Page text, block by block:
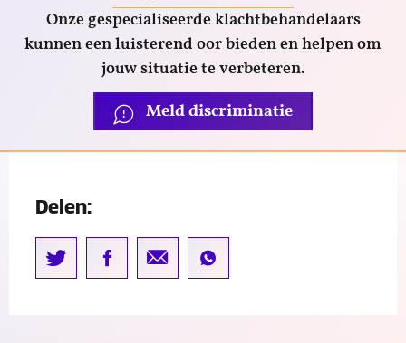
Onze gespecialiseerde klachtbehandelaars
kunnen een luisterend oor bieden en helpen om
jouw situatie te verbeteren.
Meld discriminatie
Delen: